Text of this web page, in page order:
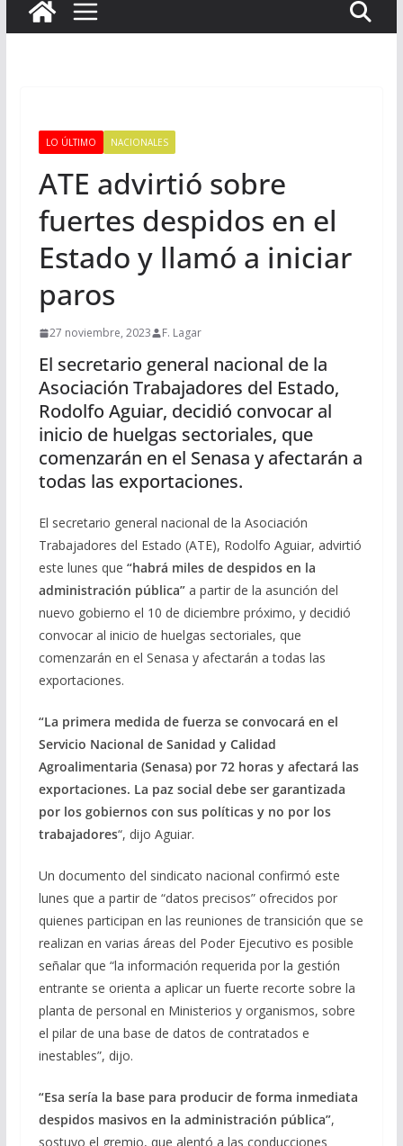
LO ÚLTIMO NACIONALES
ATE advirtió sobre
fuertes despidos en el
Estado y llamó a iniciar
paros
27 noviembre, 2023 F. Lagar
El secretario general nacional de la
Asociación Trabajadores del Estado,
Rodolfo Aguiar, decidió convocar al
inicio de huelgas sectoriales, que
comenzarán en el Senasa y afectarán a
todas las exportaciones.
El secretario general nacional de la Asociación
Trabajadores del Estado (ATE), Rodolfo Aguiar, advirtió
este lunes que “habrá miles de despidos en la
administración pública”a partir de la asunción del
nuevo gobierno el 10 de diciembre próximo, y decidió
convocar al inicio de huelgas sectoriales, que
comenzarán en el Senasa y afectarán a todas las
exportaciones.
“La primera medida de fuerza se convocará en el
Servicio Nacional de Sanidad y Calidad
Agroalimentaria (Senasa) por 72 horas y afectará las
exportaciones. La paz social debe ser garantizada
por los gobiernos con sus políticas y no por los
trabajadores“, dijo Aguiar.
Un documento del sindicato nacional confirmó este
lunes que a partir de “datos precisos” ofrecidos por
quienes participan en las reuniones de transición que se
realizan en varias áreas del Poder Ejecutivo es posible
señalar que “la información requerida por la gestión
entrante se orienta a aplicar un fuerte recorte sobre la
planta de personal en Ministerios y organismos, sobre
el pilar de una base de datos de contratados e
inestables”, dijo.
“Esa sería la base para producir de forma inmediata
despidos masivos en la administración pública”,
sostuvo el gremio, que alentó a las conducciones